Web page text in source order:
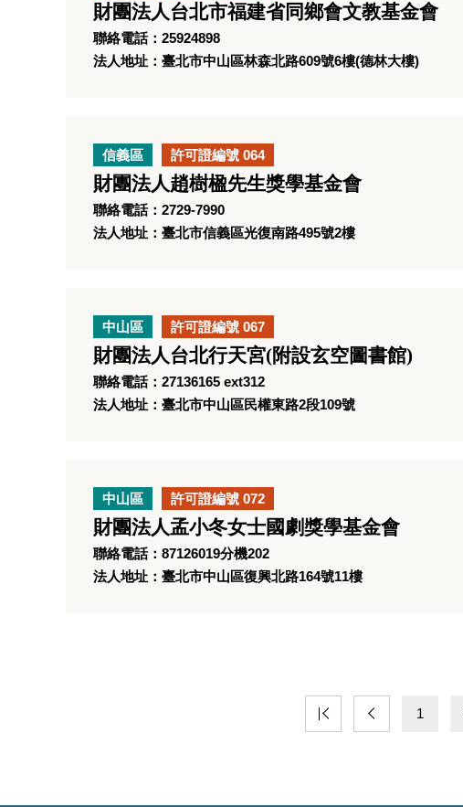
財團法人台北市福建省同鄉會文教基金會
聯絡電話：25924898
法人地址：臺北市中山區林森北路609號6樓(德林大樓)
信義區 許可證編號 064
財團法人趙樹楹先生獎學基金會
聯絡電話：2729-7990
法人地址：臺北市信義區光復南路495號2樓
中山區 許可證編號 067
財團法人台北行天宮(附設玄空圖書館)
聯絡電話：27136165 ext312
法人地址：臺北市中山區民權東路2段109號
中山區 許可證編號 072
財團法人孟小冬女士國劇獎學基金會
聯絡電話：87126019分機202
法人地址：臺北市中山區復興北路164號11樓
1